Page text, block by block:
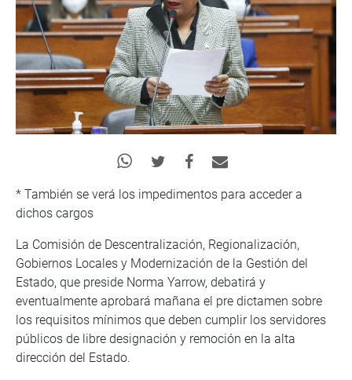
* También se verá los impedimentos para acceder a
dichos cargos
La Comisión de Descentralización, Regionalización,
Gobiernos Locales y Modernización de la Gestión del
Estado, que preside Norma Yarrow, debatirá y
eventualmente aprobará mañana el pre dictamen sobre
los requisitos mínimos que deben cumplir los servidores
públicos de libre designación y remoción en la alta
dirección del Estado.